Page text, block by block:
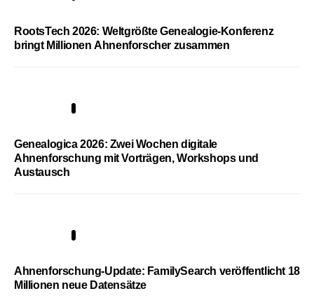
RootsTech 2026: Weltgrößte Genealogie-Konferenz
bringt Millionen Ahnenforscher zusammen
Genealogica 2026: Zwei Wochen digitale
Ahnenforschung mit Vorträgen, Workshops und
Austausch
Ahnenforschung-Update: FamilySearch veröffentlicht 18
Millionen neue Datensätze